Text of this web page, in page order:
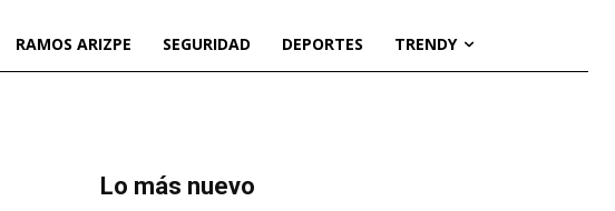
RAMOS ARIZPE SEGURIDAD DEPORTES TRENDY
Lo más nuevo